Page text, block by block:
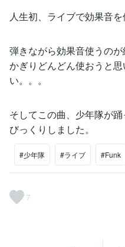
人生初、ライブで効果音を
弾きながら効果音使うの
かぎりどんどん使おうと
い。。。
そしてこの曲、少年隊が
びっくりしました。
#少年隊 #ライブ #Funk
7